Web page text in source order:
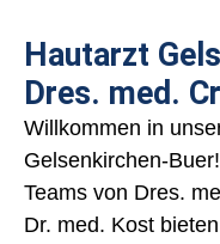
Hautarzt
Dres. med.
Willkommen in
Gelsenkirchen-
Teams von Dres.
Dr. med. Kost